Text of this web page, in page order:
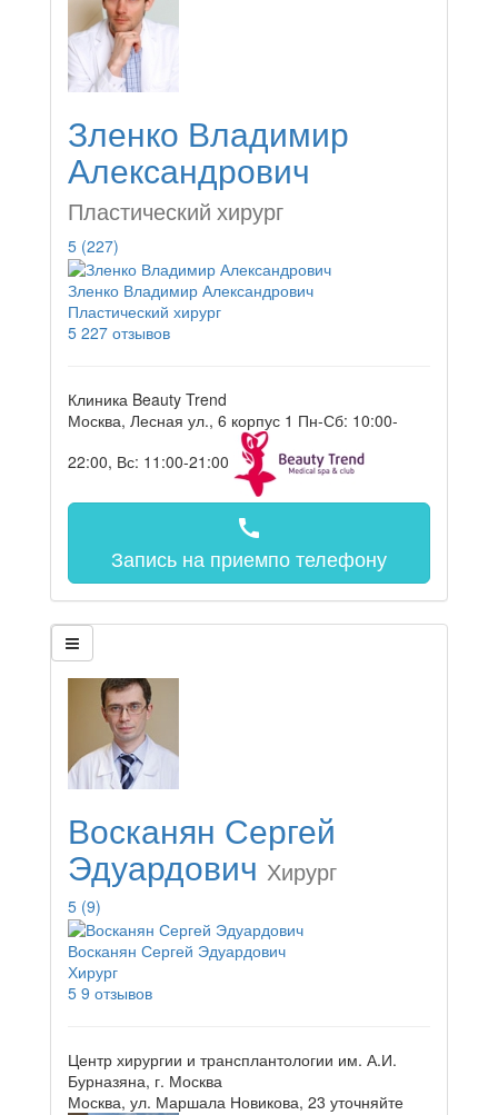
Зленко Владимир
Александрович
Пластический хирург
5 (227)
Зленко Владимир Александрович
Пластический хирург
5 227 отзывов
Клиника Beauty Trend
Москва, Лесная ул., 6 корпус 1 Пн-Сб: 10:00-
22:00, Вс: 11:00-21:00
call
Запись на приемпо телефону
Восканян Сергей
Эдуардович Хирург
5 (9)
Восканян Сергей Эдуардович
Хирург
5 9 отзывов
Центр хирургии и трансплантологии им. А.И.
Бурназяна, г. Москва
Москва, ул. Маршала Новикова, 23 уточняйте